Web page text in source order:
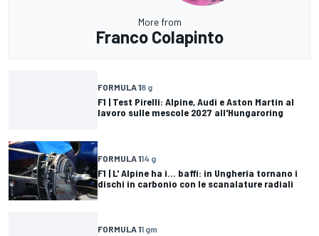
More from
Franco Colapinto
FORMULA 18 g
F1 | Test Pirelli: Alpine, Audi e Aston Martin al
lavoro sulle mescole 2027 all'Hungaroring
FORMULA 114 g
F1 | L' Alpine ha i... baffi: in Ungheria tornano i
dischi in carbonio con le scanalature radiali
FORMULA 11 gm